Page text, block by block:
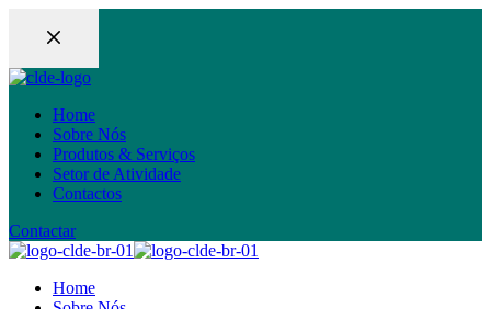
Home
Sobre Nós
Produtos & Serviços
Setor de Atividade
Contactos
Contactar
Home